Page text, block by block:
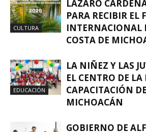
CULTURA
LÁZARO
PARA RECIBIR EL
INTERNACIONAL
COSTA DE
EDUCACIÓN
LA NIÑEZ Y LAS
EL CENTRO DE LA
CAPACITACIÓN
MICHOACÁN
GOBIERNO DE